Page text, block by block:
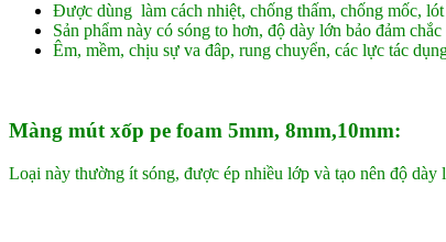
Được dùng làm cách nhiệt, chống thấm, chống mốc,
Sản phẩm này có sóng to hơn, độ dày lớn bảo đảm
Êm, mềm, chịu sự va đâp, rung chuyển, các lực tác
Màng mút xốp pe foam 5mm, 8mm,10mm:
Loại này thường ít sóng, được ép nhiều lớp và tạo nên độ